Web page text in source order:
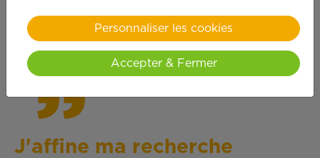
quand on y met du
cœur !
J'affine ma recherche
Personnaliser les cookies
Accepter & Fermer